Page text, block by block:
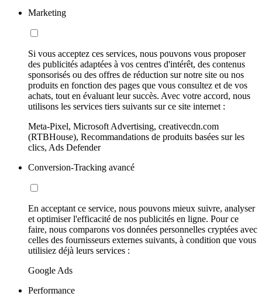
Marketing
Si vous acceptez ces services, nous pouvons vous proposer
des publicités adaptées à vos centres d'intérêt, des contenus
sponsorisés ou des offres de réduction sur notre site ou nos
produits en fonction des pages que vous consultez et de vos
achats, tout en évaluant leur succès. Avec votre accord, nous
utilisons les services tiers suivants sur ce site internet :
Meta-Pixel, Microsoft Advertising, creativecdn.com
(RTBHouse), Recommandations de produits basées sur les
clics, Ads Defender
Conversion-Tracking avancé
En acceptant ce service, nous pouvons mieux suivre, analyser
et optimiser l'efficacité de nos publicités en ligne. Pour ce
faire, nous comparons vos données personnelles cryptées avec
celles des fournisseurs externes suivants, à condition que vous
utilisiez déjà leurs services :
Google Ads
Performance